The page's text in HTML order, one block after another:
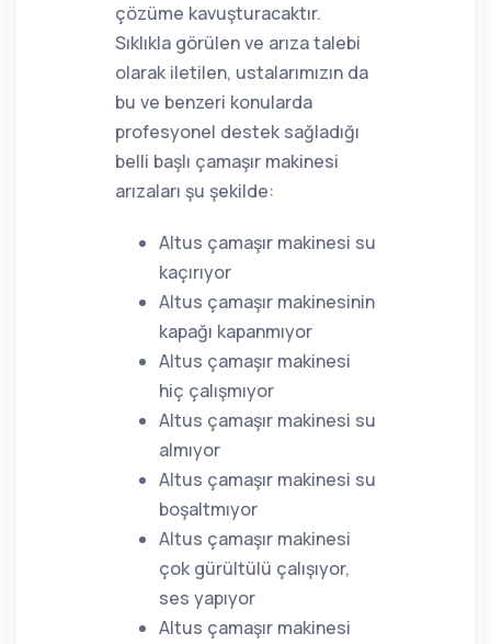
çözüme kavuşturacaktır.
Sıklıkla görülen ve arıza talebi
olarak iletilen, ustalarımızın da
bu ve benzeri konularda
profesyonel destek sağladığı
belli başlı çamaşır makinesi
arızaları şu şekilde:
Altus çamaşır makinesi su
kaçırıyor
Altus çamaşır makinesinin
kapağı kapanmıyor
Altus çamaşır makinesi
hiç çalışmıyor
Altus çamaşır makinesi su
almıyor
Altus çamaşır makinesi su
boşaltmıyor
Altus çamaşır makinesi
çok gürültülü çalışıyor,
ses yapıyor
Altus çamaşır makinesi